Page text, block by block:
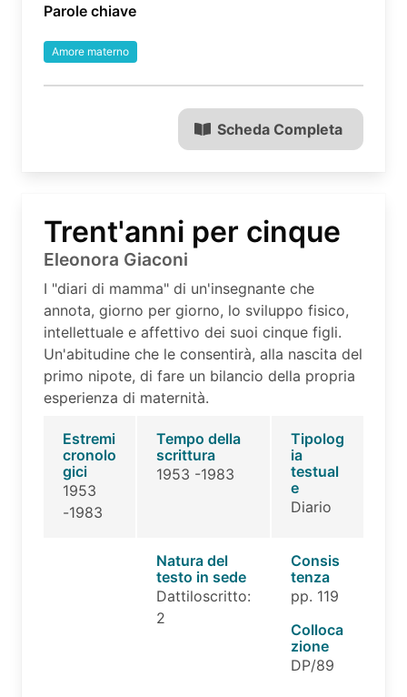
Parole chiave
Amore materno
Scheda Completa
Trent'anni per cinque
Eleonora Giaconi
I "diari di mamma" di un'insegnante che
annota, giorno per giorno, lo sviluppo fisico,
intellettuale e affettivo dei suoi cinque figli.
Un'abitudine che le consentirà, alla nascita del
primo nipote, di fare un bilancio della propria
esperienza di maternità.
Estremi
cronolo
gici
1953
-1983
Tempo della
scrittura
1953 -1983
Tipolog
ia
testual
e
Diario
Natura del
testo in sede
Dattiloscritto:
2
Consis
tenza
pp. 119
Colloca
zione
DP/89